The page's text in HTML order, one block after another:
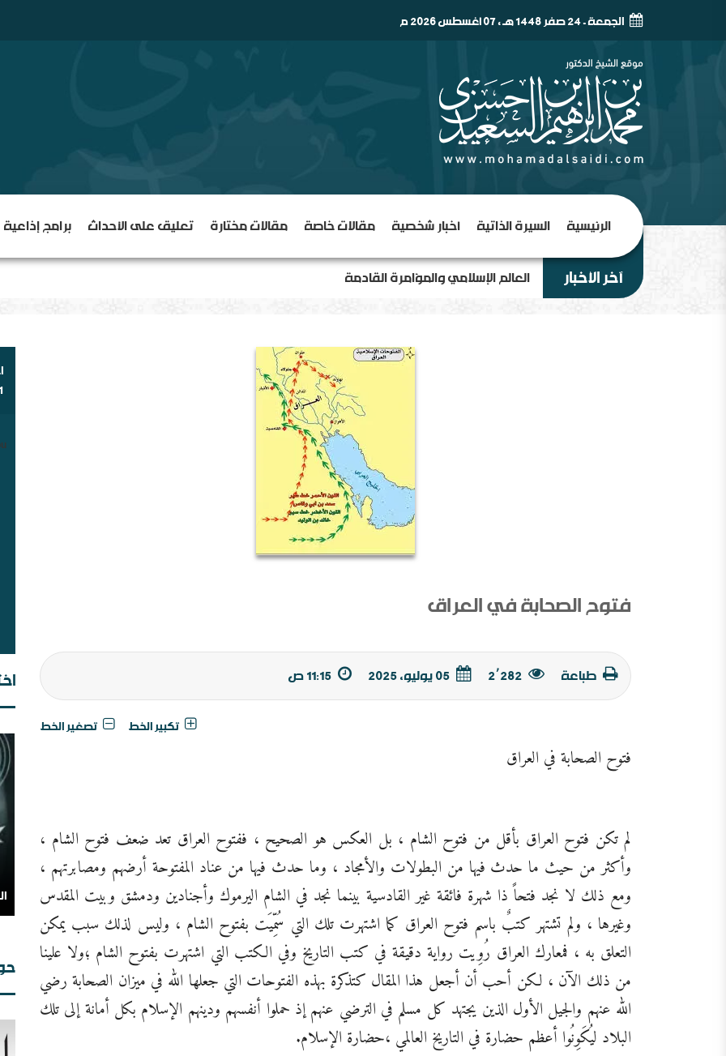
الجمعة - 24 صفر 1448 هـ , 07 أغسطس 2026 م
الرئيسية السيرة الذاتية أخبار شخصية مقالات خاصة مقالات مختارة تعليق على الأحداث برامج إذاعية
آخر الأخبار العالم الإسلامي والمؤامرة القادمة
فتوح الصحابة في العراق
طباعة 2٬282
تكبير الخط تصغير الخط
فتوح الصحابة في العراق
لم تكن فتوح العراق بأقل من فتوح الشام ، بل العكس هو الصحيح ، ففتوح العراق تعد ضعف فتوح الشام ،
وأكثر من حيث ما حدث فيها من البطولات والأمجاد ، وما حدث فيها من عناد المفتوحة أرضهم ومصابرتهم ،
ومع ذلك لا نجد فتحاً ذا شهرة فائقة غير القادسية بينما نجد في الشام اليرموك وأجنادين ودمشق وبيت المقدس
وغيرها ، ولم تشتهر كتبٌ باسم فتوح العراق كما اشتهرت تلك التي سُمِّيَت بفتوح الشام ، وليس لذلك سبب يمكن
التعلق به ، فمعارك العراق رُوِيت رواية دقيقة في كتب التاريخ وفي الكتب التي اشتهرت بفتوح الشام ؛ولا علينا
من ذلك الآن ، لكن أحب أن أجعل هذا المقال كتذكرة بهذه الفتوحات التي جعلها الله في ميزان الصحابة رضي
الله عنهم والجيل الأول الذين يجتهد كل مسلم في الترضي عنهم إذ حملوا أنفسهم ودينهم الإسلام بكل أمانة إلى تلك
البلاد ليُكَوِنُوا أعظم حضارة في التاريخ العالمي ،حضارة الإسلام.